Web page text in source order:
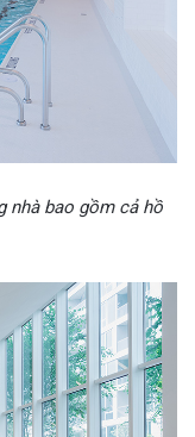
nhà bao gồm cả hồ